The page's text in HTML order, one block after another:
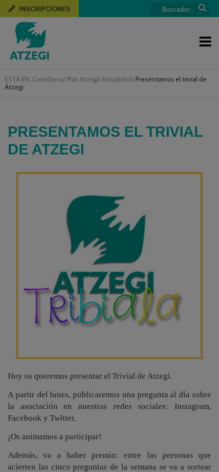
ESTÁ EN: Castellano/ Más Atzegi/ Actualidad/ Presentamos el trivial de
Atzegi
INSCRIPCIONES
PRESENTAMOS EL TRIVIAL
DE ATZEGI
Hoy os queremos presentar el Trivial de Atzegi.
A partir del lunes, publicaremos una pregunta al día sobre
la asociación en nuestras redes sociales: Instagram,
Facebook y Twitter.
¡Os animamos a participar!
Además, va a haber premio: entre las personas que
acierten las cinco preguntas de la semana se va a sortear